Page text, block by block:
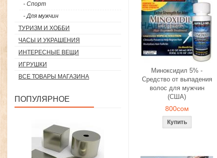
- Спорт
- Для мужчин
ТУРИЗМ И ХОББИ
ЧАСЫ И УКРАШЕНИЯ
ИНТЕРЕСНЫЕ ВЕЩИ
ИГРУШКИ
ВСЕ ТОВАРЫ МАГАЗИНА
ПОПУЛЯРНОЕ
Миноксидил 5% -
Средство от выпадения
волос для мужчин
(США)
800сом